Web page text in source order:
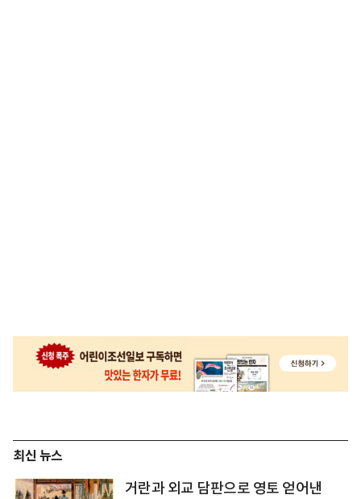
최신 뉴스
거란과 외교 담판으로 영토 얻어낸